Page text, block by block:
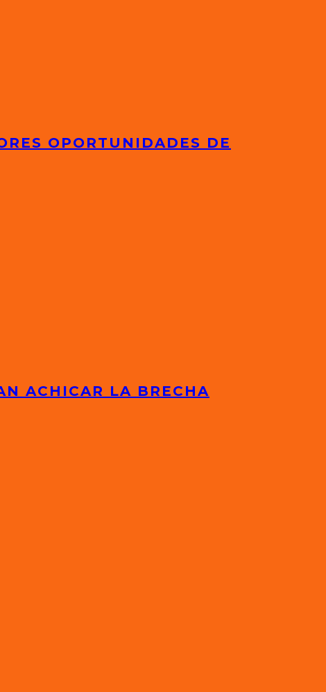
OPORTUNIDADES DE
ACHICAR LA BRECHA